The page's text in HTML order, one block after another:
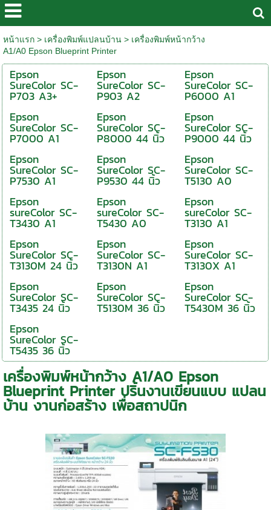
หน้าแรก> เครื่องพิมพ์แปลนบ้าน> เครื่องพิมพ์หน้ากว้าง
A1/A0 Epson Blueprint Printer
Epson
SureColor SC-
P703 A3+
Epson
SureColor SC-
P903 A2
Epson
SureColor SC-
P6000 A1
Epson
SureColor SC-
P7000 A1
Epson
SureColor SC-
P8000 44 นิ้ว
Epson
SureColor SC-
P9000 44 นิ้ว
Epson
SureColor SC-
P7530 A1
Epson
SureColor SC-
P9530 44 นิ้ว
Epson
SureColor SC-
T5130 A0
Epson
sureColor SC-
T3430 A1
Epson
sureColor SC-
T5430 A0
Epson
sureColor SC-
T3130 A1
Epson
SureColor SC-
T3130M 24 นิ้ว
Epson
SureColor SC-
T3130N A1
Epson
SureColor SC-
T3130X A1
Epson
SureColor SC-
T3435 24 นิ้ว
Epson
SureColor SC-
T5130M 36 นิ้ว
Epson
SureColor SC-
T5430M 36 นิ้ว
Epson
SureColor SC-
T5435 36 นิ้ว
เครื่องพิมพ์หน้ากว้าง A1/A0 Epson
Blueprint Printer ปริ้นงานเขียนแบบ แปลน
บ้าน งานก่อสร้าง เพื่อสถาปนิก